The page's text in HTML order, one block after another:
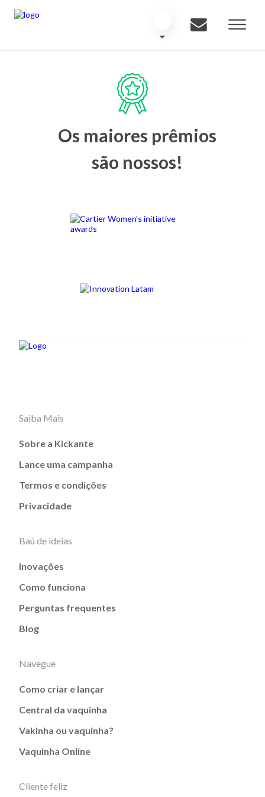
Os maiores prêmios
são nossos!
Saiba Mais
Sobre a Kickante
Lance uma campanha
Termos e condições
Privacidade
Baú de ideias
Inovações
Como funciona
Perguntas frequentes
Blog
Navegue
Como criar e lançar
Central da vaquinha
Vakinha ou vaquinha?
Vaquinha Online
Cliente feliz